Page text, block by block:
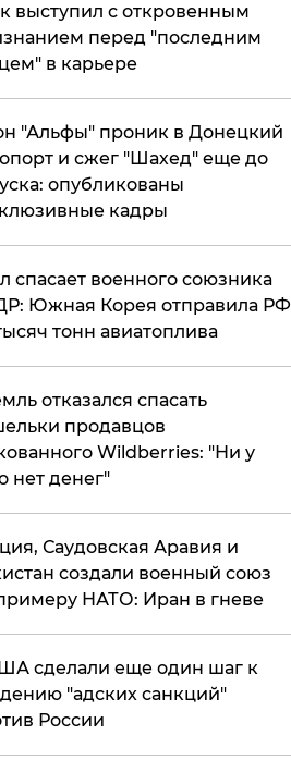
выступил с откровенным
перед "последним
в карьере
"Альфы" проник в Донецкий
и сжег "Шахед" еще до
опубликованы
кадры
спасает военного союзника
Южная Корея отправила РФ
тонн авиатоплива
отказался спасать
продавцов
Wildberries: "Ни у
нет денег"
Саудовская Аравия и
создали военный союз
НАТО: Иран в гневе
сделали еще один шаг к
"адских санкций"
России